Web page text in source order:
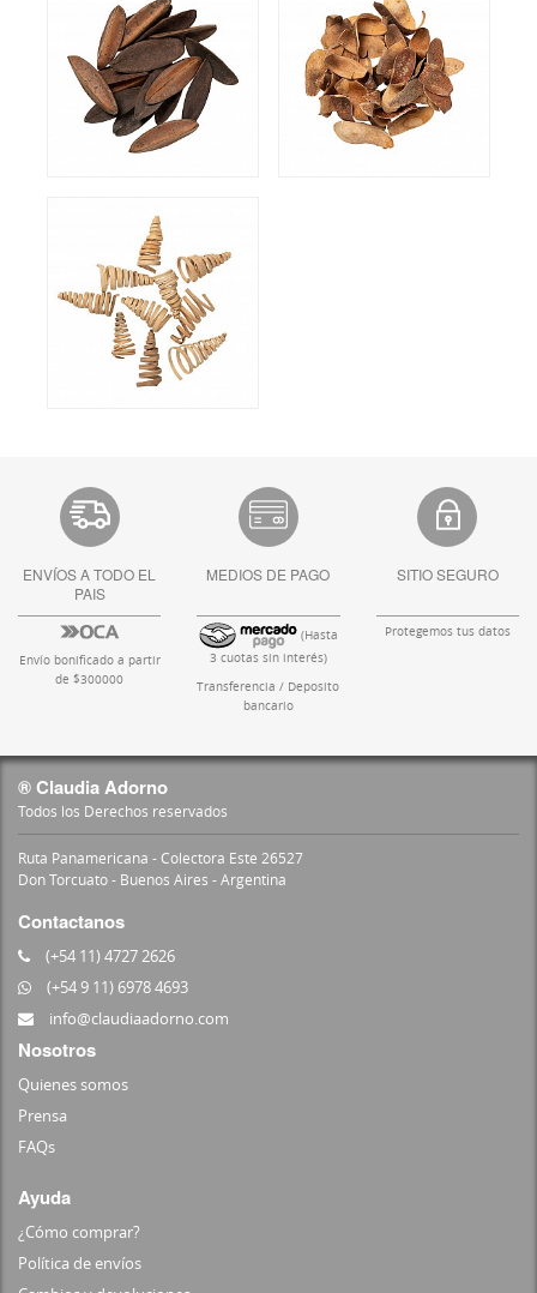
ENVÍOS A TODO EL
PAIS
Envío bonificado a partir
de $300000
MEDIOS DE PAGO
(Hasta
3 cuotas sin interés)
Transferencia / Deposito
bancario
SITIO SEGURO
Protegemos tus datos
® Claudia Adorno
Todos los Derechos reservados
Ruta Panamericana - Colectora Este 26527
Don Torcuato - Buenos Aires - Argentina
Contactanos
(+54 11) 4727 2626
(+54 9 11) 6978 4693
info@claudiaadorno.com
Nosotros
Quienes somos
Prensa
FAQs
Ayuda
¿Cómo comprar?
Política de envíos